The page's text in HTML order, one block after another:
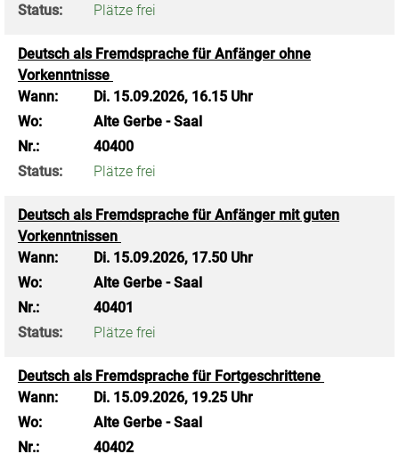
Status: Plätze frei
Deutsch als Fremdsprache für Anfänger ohne
Vorkenntnisse
Wann:
Di. 15.09.2026, 16.15 Uhr
Wo:
Alte Gerbe - Saal
Nr.:
40400
Status:
Plätze frei
Deutsch als Fremdsprache für Anfänger mit guten
Vorkenntnissen
Wann:
Di. 15.09.2026, 17.50 Uhr
Wo:
Alte Gerbe - Saal
Nr.:
40401
Status:
Plätze frei
Deutsch als Fremdsprache für Fortgeschrittene
Wann:
Di. 15.09.2026, 19.25 Uhr
Wo:
Alte Gerbe - Saal
Nr.:
40402